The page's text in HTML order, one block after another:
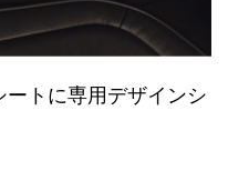
トに専用デザインシ